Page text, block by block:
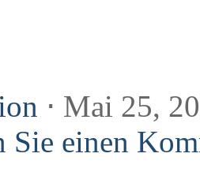
⋅ Mai 25,
Sie einen